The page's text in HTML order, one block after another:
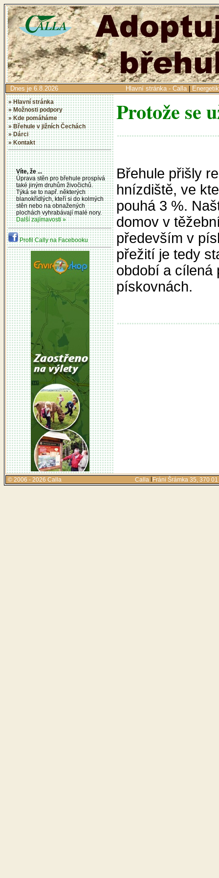
Dnes je 6.8.2026 Hlavní stránka - Calla|
» Hlavní stránka
» Možnosti podpory
» Kde pomáháme
» Břehule v jižních Čechách
» Dárci
» Kontakt
Víte, že ...
Úprava stěn pro břehule prospívá
také jiným druhům živočichů.
Týká se to např. některých
blanokřídlých, kteří si do kolmých
stěn nebo na obnažených
plochách vyhrabávají malé nory.
Další zajímavosti »
Profil Cally na Facebooku
Protože se
Břehule přišly
hnízdiště, ve
pouhá 3 %.
domov v
především v
přežití je tedy
období a cílená
pískovnách.
© 2006 - 2026 Calla Calla Fráni Šrámka 35, 370